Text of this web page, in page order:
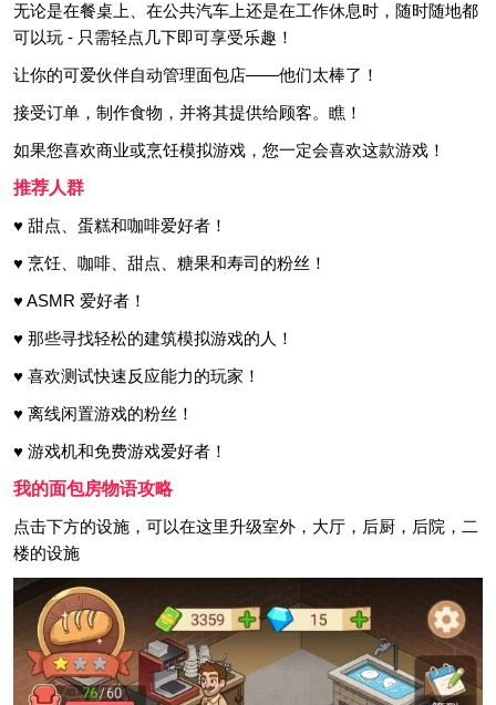
无论是在餐桌上、在公共汽车上还是在工作休息时，随时随地都
可以玩 - 只需轻点几下即可享受乐趣！
让你的可爱伙伴自动管理面包店——他们太棒了！
接受订单，制作食物，并将其提供给顾客。瞧！
如果您喜欢商业或烹饪模拟游戏，您一定会喜欢这款游戏！
推荐人群
♥ 甜点、蛋糕和咖啡爱好者！
♥ 烹饪、咖啡、甜点、糖果和寿司的粉丝！
♥ ASMR 爱好者！
♥ 那些寻找轻松的建筑模拟游戏的人！
♥ 喜欢测试快速反应能力的玩家！
♥ 离线闲置游戏的粉丝！
♥ 游戏机和免费游戏爱好者！
我的面包房物语攻略
点击下方的设施，可以在这里升级室外，大厅，后厨，后院，二
楼的设施